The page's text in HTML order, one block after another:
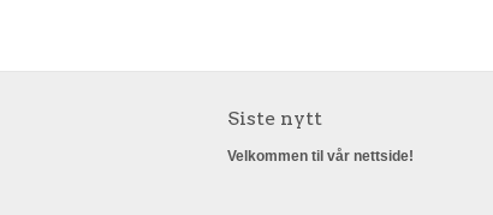
Siste nytt
Velkommen til vår nettside!